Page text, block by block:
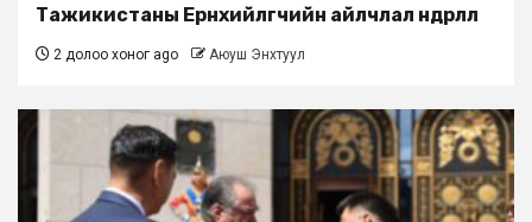
Тажикистаны Ерөнхийлөгчийн айлчлал өндөрлөлөө
2 долоо хоног ago Аюуш Энхтуул